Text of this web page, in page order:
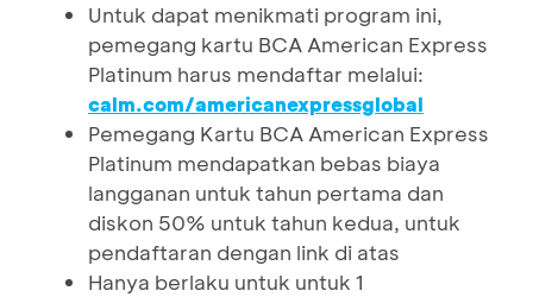
Untuk dapat menikmati program ini,
pemegang kartu BCA American Express
Platinum harus mendaftar melalui:
calm.com/americanexpressglobal
Pemegang Kartu BCA American Express
Platinum mendapatkan bebas biaya
langganan untuk tahun pertama dan
diskon 50% untuk tahun kedua, untuk
pendaftaran dengan link di atas
Hanya berlaku untuk untuk 1